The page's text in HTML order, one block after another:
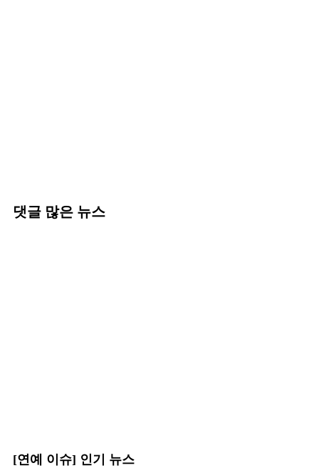
댓글 많은 뉴스
[연예 이슈] 인기 뉴스